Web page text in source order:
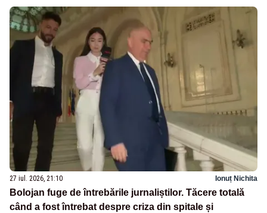
27 iul. 2026, 21:10 Ionuț Nichita
Bolojan fuge de întrebările jurnaliștilor. Tăcere totală
când a fost întrebat despre criza din spitale și